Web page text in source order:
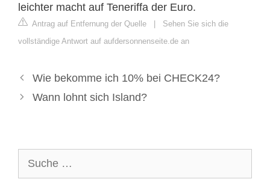
leichter macht auf Teneriffa der Euro.
Antrag auf Entfernung der Quelle | Sehen Sie sich die
vollständige Antwort auf aufdersonnenseite.de an
Wie bekomme ich 10% bei CHECK24?
Wann lohnt sich Island?
nach: